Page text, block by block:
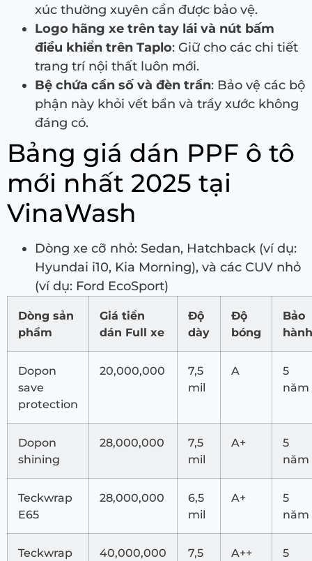
xúc thường xuyên cần được bảo vệ.
Logo hãng xe trên tay lái và nút bấm
điều khiển trên Taplo: Giữ cho các chi tiết
trang trí nội thất luôn mới.
Bệ chứa cần số và đèn trần: Bảo vệ các bộ
phận này khỏi vết bẩn và trầy xước không
đáng có.
Bảng giá dán PPF ô tô
mới nhất 2025 tại
VinaWash
Dòng xe cỡ nhỏ: Sedan, Hatchback (ví dụ:
Hyundai i10, Kia Morning), và các CUV nhỏ
(ví dụ: Ford EcoSport)
Dòng sản
phẩm
Giá tiền
dán Full xe
Độ
dày
Độ
bóng
Bảo
hành
Dopon
save
protection
20,000,000
7,5
mil
A
5
năm
Dopon
shining
28,000,000
7,5
mil
A+
5
năm
Teckwrap
E65
28,000,000
6,5
mil
A+
5
năm
Teckwrap
40,000,000
7,5
A++
5